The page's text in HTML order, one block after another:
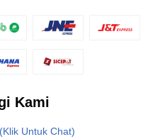
Kami
(Klik Untuk Chat)